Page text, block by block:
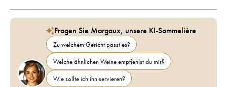
Fragen Sie Margaux, unsere KI-Sommelière
Zu welchem Gericht passt es?
Welche ähnlichen Weine empfiehlst du mir?
Wie sollte ich ihn servieren?